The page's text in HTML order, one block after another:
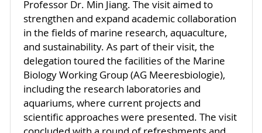
Professor Dr. Min Jiang. The visit aimed to
strengthen and expand academic collaboration
in the fields of marine research, aquaculture,
and sustainability. As part of their visit, the
delegation toured the facilities of the Marine
Biology Working Group (AG Meeresbiologie),
including the research laboratories and
aquariums, where current projects and
scientific approaches were presented. The visit